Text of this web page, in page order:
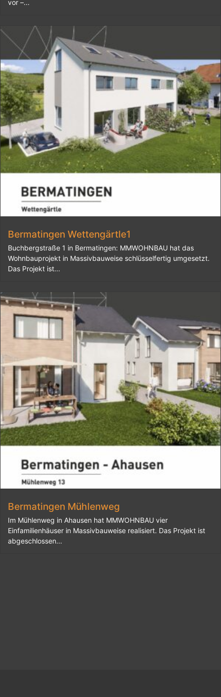
vor –...
Bermatingen Wettengärtle1
Buchbergstraße 1 in Bermatingen: MMWOHNBAU hat das
Wohnbauprojekt in Massivbauweise schlüsselfertig umgesetzt.
Das Projekt ist...
Bermatingen Mühlenweg
Im Mühlenweg in Ahausen hat MMWOHNBAU vier
Einfamilienhäuser in Massivbauweise realisiert. Das Projekt ist
abgeschlossen...